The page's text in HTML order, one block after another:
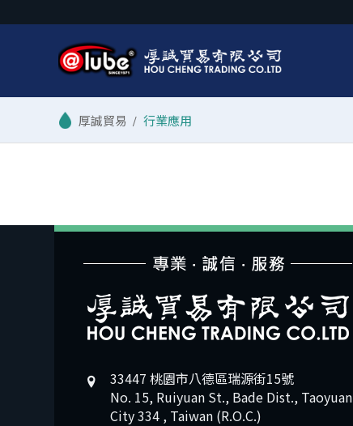
/ 行業應用
33447 桃園市八德區瑞源街15號
No. 15, Ruiyuan St., Bade Dist., Taoyuan
City 334 , Taiwan (R.O.C.)